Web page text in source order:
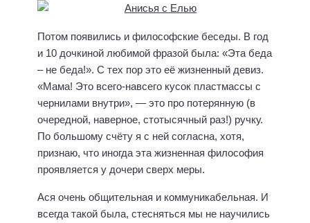
Потом появились и философские беседы. В год
и 10 дочкиной любимой фразой была: «Эта беда
– не беда!». С тех пор это её жизненный девиз.
«Мама! Это всего-навсего кусок пластмассы с
чернилами внутри», — это про потерянную (в
очередной, наверное, стотысячный раз!) ручку.
По большому счёту я с ней согласна, хотя,
признаю, что иногда эта жизненная философия
проявляется у дочери сверх меры.
Ася очень общительная и коммуникабельная. И
всегда такой была, стесняться мы не научились